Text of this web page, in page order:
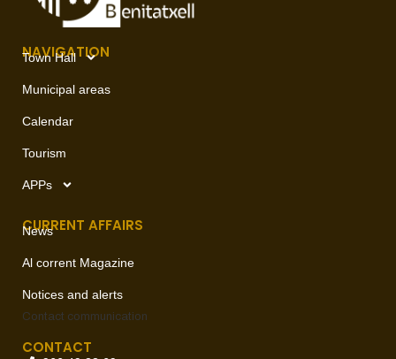
NAVIGATION
Town Hall
Municipal areas
Calendar
Tourism
APPs
CURRENT AFFAIRS
News
Al corrent Magazine
Notices and alerts
Contact communication
CONTACT